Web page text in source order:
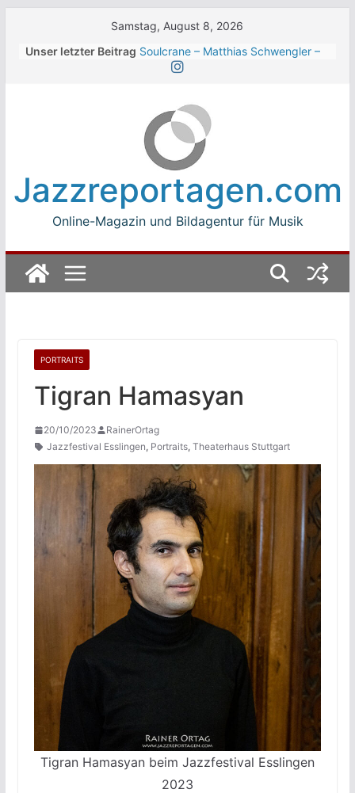
Samstag, August 8, 2026
Unser letzter Beitrag Soulcrane – Matthias Schwengler –
Walter Trout Band beim Winterbach
Zeltspektakel 2026
The Cinelli Brothers beim
Winterbach Zeltspektakel 2026
Jean-Michel Jarre bei den jazz open
Modena auf der Piazza Roma 2026
Jazzreportagen.com
Online-Magazin und Bildagentur für Musik
PORTRAITS
Tigran Hamasyan
20/10/2023
RainerOrtag
Jazzfestival Esslingen, Portraits, Theaterhaus Stuttgart
Tigran Hamasyan beim Jazzfestival Esslingen
2023